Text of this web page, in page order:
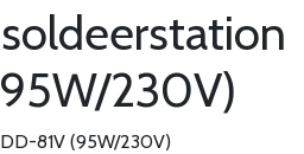
230V)
81V (95W/230V)